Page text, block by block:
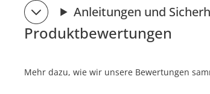
Anleitungen und
Produktbewertungen
Mehr dazu, wie wir unsere Bewertungen